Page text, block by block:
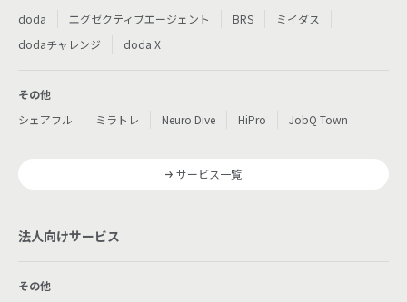
doda
エグゼクティブエージェント BRS
ミイダス
dodaチャレンジ
doda X
その他
シェアフル
ミラトレ Neuro Dive HiPro JobQ Town
サービス一覧
法人向けサービス
その他